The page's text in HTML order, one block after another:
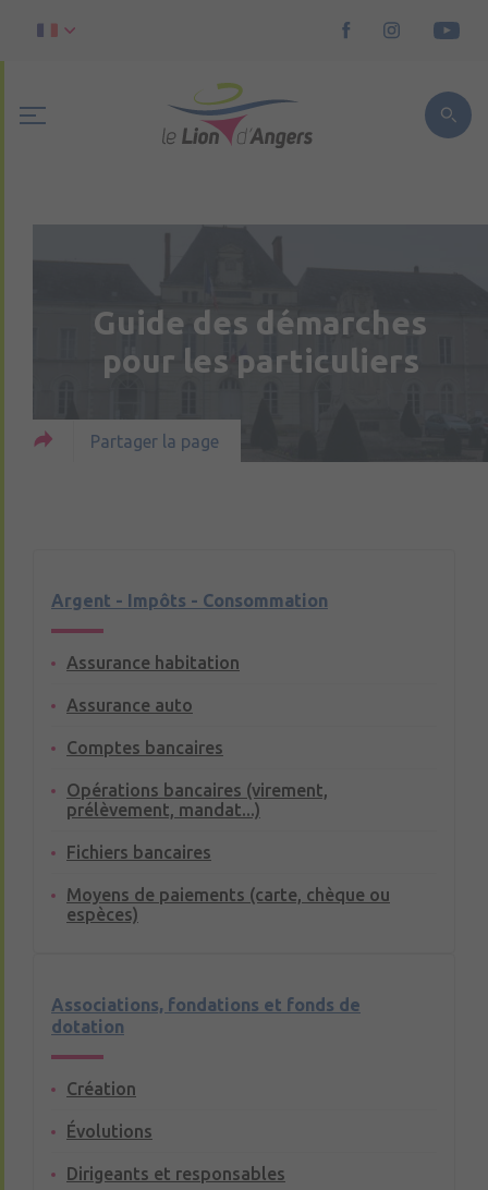
Guide des démarches
pour les particuliers
Partager la page
Argent - Impôts - Consommation
Assurance habitation
Assurance auto
Comptes bancaires
Opérations bancaires (virement,
prélèvement, mandat...)
Fichiers bancaires
Moyens de paiements (carte, chèque ou
espèces)
Associations, fondations et fonds de
dotation
Création
Évolutions
Dirigeants et responsables